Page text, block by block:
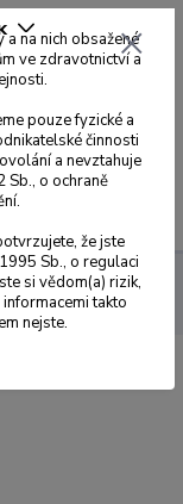
0,00 Kč
na nich obsažené
ve zdravotnictví a
pouze fyzické a
činnosti
a nevztahuje
Sb., o ochraně
že jste
Sb., o regulaci
si vědom(a) rizik,
takto
nejste.